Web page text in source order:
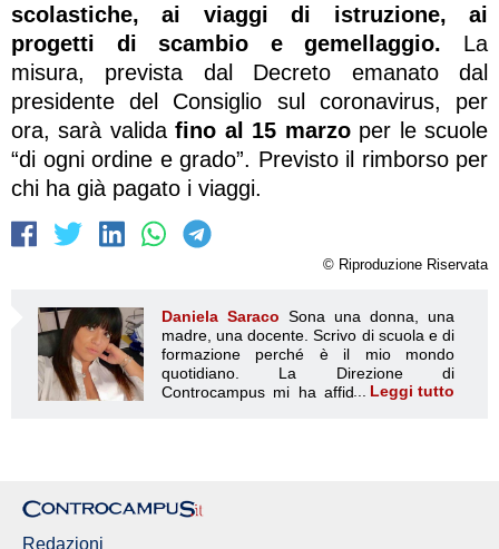
scolastiche, ai viaggi di istruzione, ai
progetti di scambio e gemellaggio. La
misura, prevista dal Decreto emanato dal
presidente del Consiglio sul coronavirus, per
ora, sarà validafino al 15 marzoper le scuole
“di ogni ordine e grado”. Previsto il rimborso per
chi ha già pagato i viaggi.
© Riproduzione Riservata
Daniela Saraco Sona una donna, una
madre, una docente. Scrivo di scuola e di
formazione perché è il mio mondo
quotidiano. La Direzione di
Controcampus mi ha affidato la rubrica
interviste. • Intervista, è interessante fare due chiacchiere
un'esperienza o una sua opinione. Perché è così difficile
Leggi tutto
Redazioni